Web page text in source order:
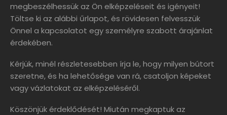
megbeszélhessük az Ön elképzeléseit és igényeit!
Töltse ki az alábbi űrlapot, és rövidesen felvesszük
Önnel a kapcsolatot egy személyre szabott árajánlat
érdekében.
Kérjük, minél részletesebben írja le, hogy milyen bútort
szeretne, és ha lehetősége van rá, csatoljon képeket
vagy vázlatokat az elképzeléséről.
Köszönjük érdeklődését! Miután megkaptuk az